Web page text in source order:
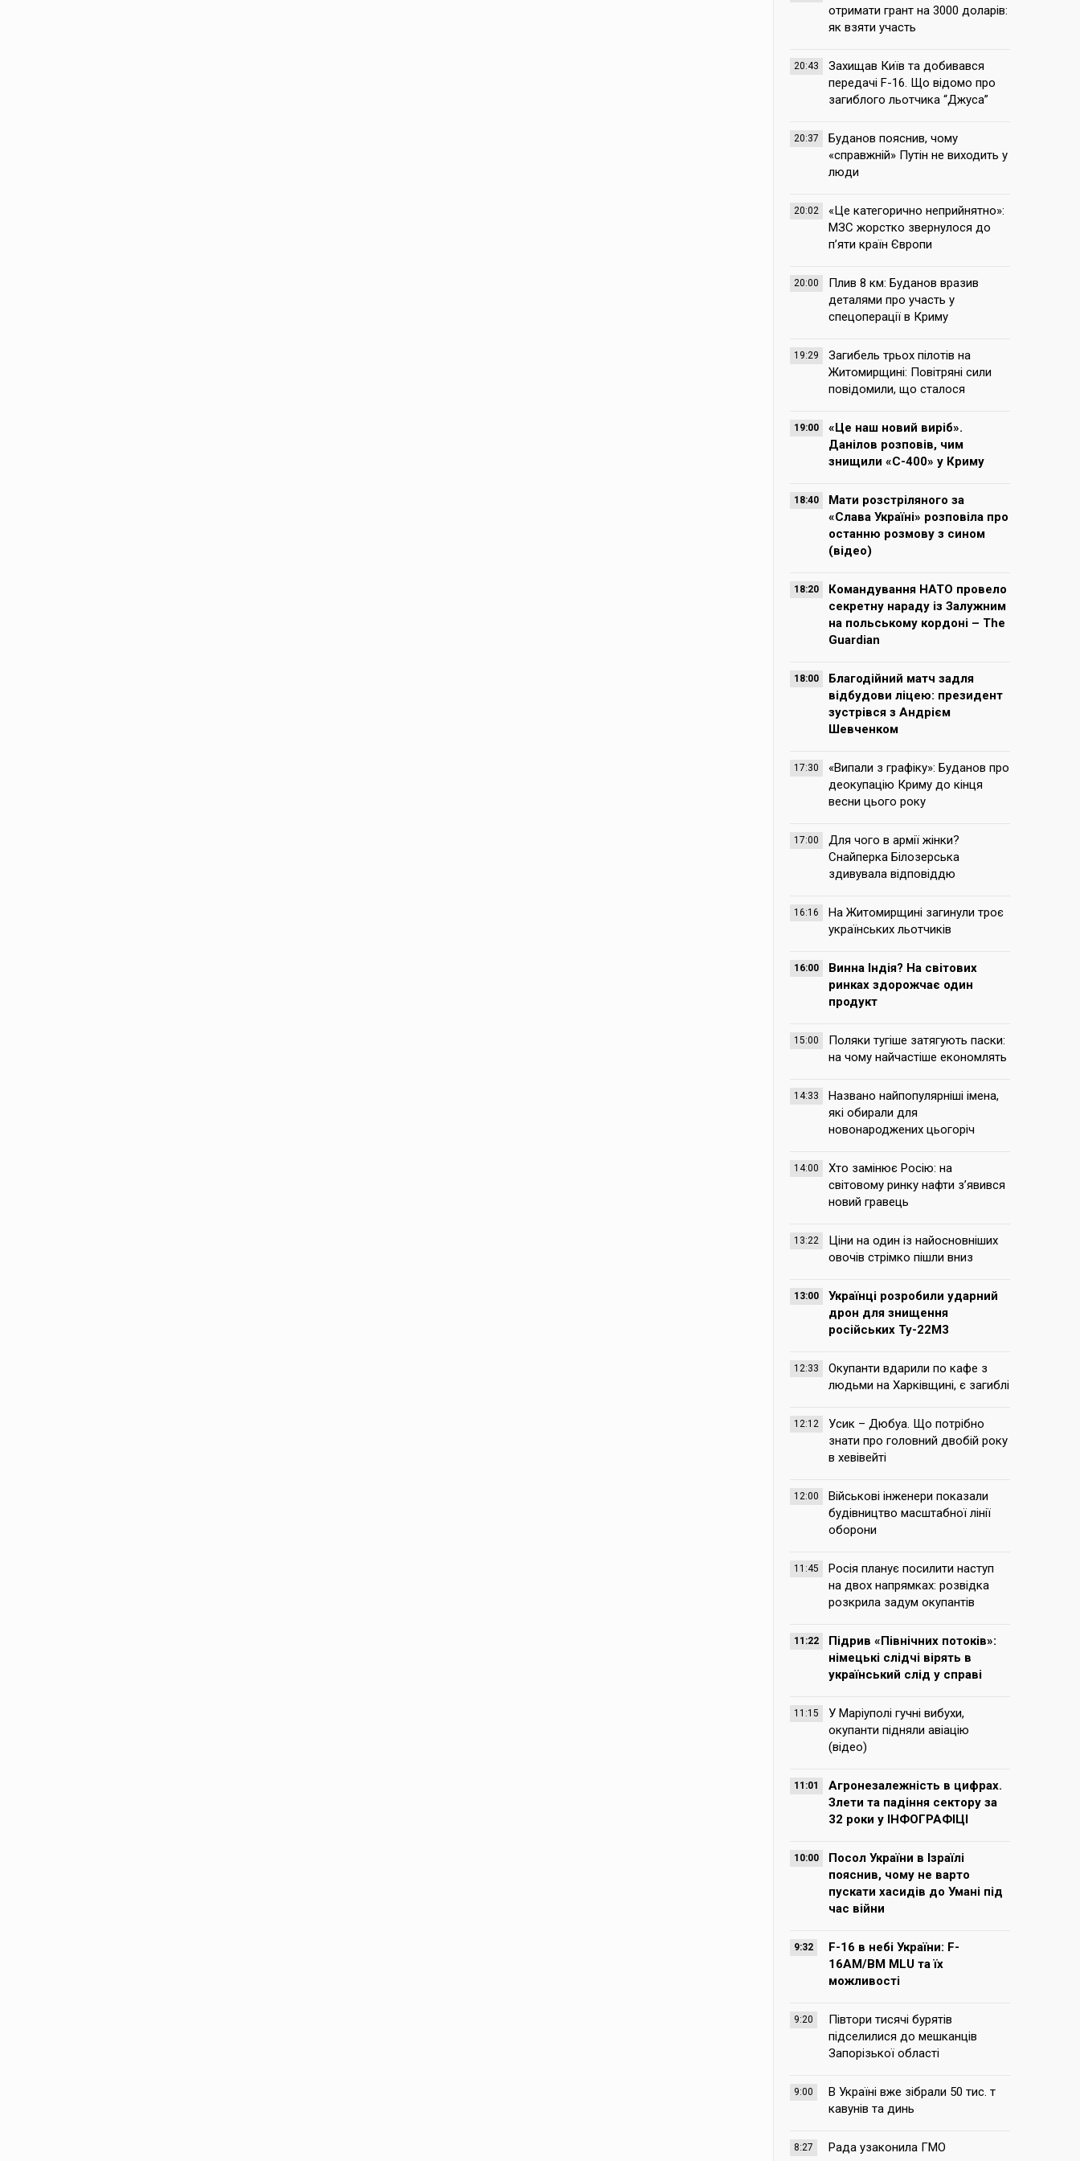
отримати грант на 3000 доларів:
як взяти участь
20:43
Захищав Київ та добивався
передачі F-16. Що відомо про
загиблого льотчика “Джуса”
20:37
Буданов пояснив, чому
«справжній» Путін не виходить у
люди
20:02
«Це категорично неприйнятно»:
МЗС жорстко звернулося до
п’яти країн Європи
20:00
Плив 8 км: Буданов вразив
деталями про участь у
спецоперації в Криму
19:29
Загибель трьох пілотів на
Житомирщині: Повітряні сили
повідомили, що сталося
19:00
«Це наш новий виріб».
Данілов розповів, чим
знищили «С-400» у Криму
18:40
Мати розстріляного за
«Слава Україні» розповіла про
останню розмову з сином
(відео)
18:20
Командування НАТО провело
секретну нараду із Залужним
на польському кордоні – The
Guardian
18:00
Благодійний матч задля
відбудови ліцею: президент
зустрівся з Андрієм
Шевченком
17:30
«Випали з графіку»: Буданов про
деокупацію Криму до кінця
весни цього року
17:00
Для чого в армії жінки?
Снайперка Білозерська
здивувала відповіддю
16:16
На Житомирщині загинули троє
українських льотчиків
16:00
Винна Індія? На світових
ринках здорожчає один
продукт
15:00
Поляки тугіше затягують паски:
на чому найчастіше економлять
14:33
Названо найпопулярніші імена,
які обирали для
новонароджених цьогоріч
14:00
Хто замінює Росію: на
світовому ринку нафти з’явився
новий гравець
13:22
Ціни на один із найосновніших
овочів стрімко пішли вниз
13:00
Українці розробили ударний
дрон для знищення
російських Ту-22М3
12:33
Окупанти вдарили по кафе з
людьми на Харківщині, є загиблі
12:12
Усик – Дюбуа. Що потрібно
знати про головний двобій року
в хевівейті
12:00
Військові інженери показали
будівництво масштабної лінії
оборони
11:45
Росія планує посилити наступ
на двох напрямках: розвідка
розкрила задум окупантів
11:22
Підрив «Північних потоків»:
німецькі слідчі вірять в
український слід у справі
11:15
У Маріуполі гучні вибухи,
окупанти підняли авіацію
(відео)
11:01
Агронезалежність в цифрах.
Злети та падіння сектору за
32 роки у ІНФОГРАФІЦІ
10:00
Посол України в Ізраїлі
пояснив, чому не варто
пускати хасидів до Умані під
час війни
9:32
F-16 в небі України: F-
16AM/BM MLU та їх
можливості
9:20
Півтори тисячі бурятів
підселилися до мешканців
Запорізької області
9:00
В Україні вже зібрали 50 тис. т
кавунів та динь
8:27 Рада узаконила ГМО